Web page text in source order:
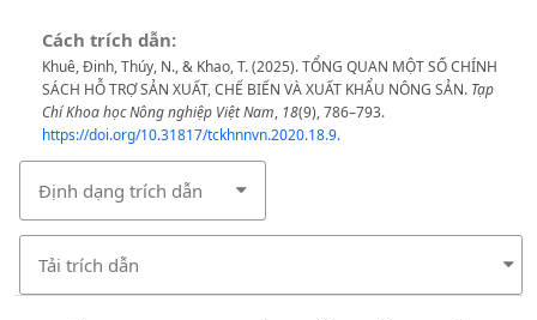
Cách trích dẫn:
Khuê, Đinh, Thúy, N., & Khao, T. (2025). TỔNG QUAN MỘT SỐ CHÍNH
SÁCH HỖ TRỢ SẢN XUẤT, CHẾ BIẾN VÀ XUẤT KHẨU NÔNG SẢN. Tạp
Chí Khoa học Nông nghiệp Việt Nam, 18(9), 786–793.
https://doi.org/10.31817/tckhnnvn.2020.18.9.
Định dạng trích dẫn
Tải trích dẫn